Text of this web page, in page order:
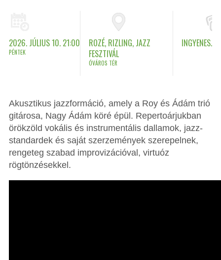
2026. JÚLIUS 10. 21:00
PÉNTEK
ROZÉ, RIZLING, JAZZ
FESZTIVÁL
ÓVÁROS TÉR
INGYENES.
Akusztikus jazzformáció, amely a Roy és Ádám trió
gitárosa, Nagy Ádám köré épül. Repertoárjukban
örökzöld vokális és instrumentális dallamok, jazz-
standardek és saját szerzemények szerepelnek,
rengeteg szabad improvizációval, virtuóz
rögtönzésekkel.